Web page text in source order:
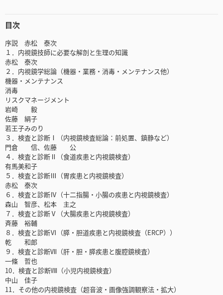
目次
序説 赤松 泰次
１．内視鏡技師に必要な解剖と生理の知識
赤松 泰次
２．内視鏡学総論（機器・業務・消毒・メンテナンス他）
機器・メンテナンス
消毒
リスクマネージメント
岩崎 毅
佐藤 絹子
若王子みのり
３．検査と診断Ⅰ（内視鏡検査総論：前処置、鎮静など）
門倉 信、佐藤 公
４．検査と診断Ⅱ（食道疾患と内視鏡検査）
有馬美和子
５．検査と診断Ⅲ（胃疾患と内視鏡検査）
赤松 泰次
６．検査と診断Ⅳ（十二指腸・小腸の疾患と内視鏡検査）
森山 智彦、松本 主之
７．検査と診断Ⅴ（大腸疾患と内視鏡検査）
斉藤 裕輔
８．検査と診断Ⅵ（膵・胆道疾患と内視鏡検査（ERCP））
乾 和郎
９．検査と診断Ⅶ（肝・胆・膵疾患と腹腔鏡検査）
一條 哲也
10．検査と診断Ⅷ（小児内視鏡検査）
中山 佳子
11．その他の内視鏡検査（超音波・画像強調観察法・拡大）